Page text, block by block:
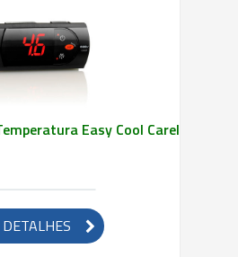
Easy Cool Carel
DETALHES